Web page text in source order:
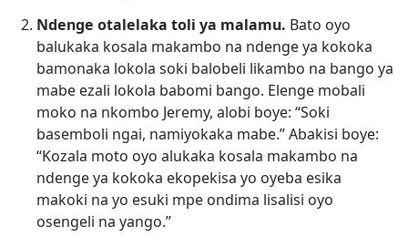
Ndenge otalelaka toli ya malamu. Bato oyo
balukaka kosala makambo na ndenge ya kokoka
bamonaka lokola soki balobeli likambo na bango ya
mabe ezali lokola babomi bango. Elenge mobali
moko na nkombo Jeremy, alobi boye: “Soki
basemboli ngai, namiyokaka mabe.” Abakisi boye:
“Kozala moto oyo alukaka kosala makambo na
ndenge ya kokoka ekopekisa yo oyeba esika
makoki na yo esuki mpe ondima lisalisi oyo
osengeli na yango.”